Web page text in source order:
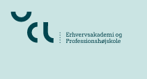
hovedindhold